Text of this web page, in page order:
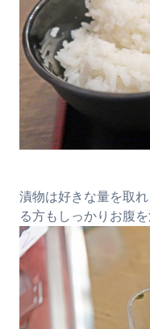
漬物は好きな量を取
る方もしっかりお腹